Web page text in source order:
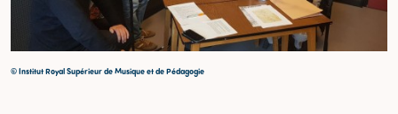
© Institut Royal Supérieur de Musique et de Pédagogie